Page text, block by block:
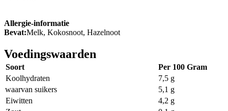
Allergie-informatie
Bevat:Melk, Kokosnoot, Hazelnoot
Voedingswaarden
Soort
Per 100 Gram
Koolhydraten
7,5 g
waarvan suikers
5,1 g
Eiwitten
4,2 g